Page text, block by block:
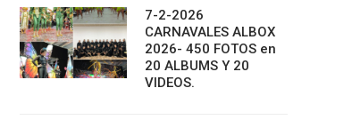
7-2-2026
CARNAVALES ALBOX
2026- 450 FOTOS en
20 ALBUMS Y 20
VIDEOS.